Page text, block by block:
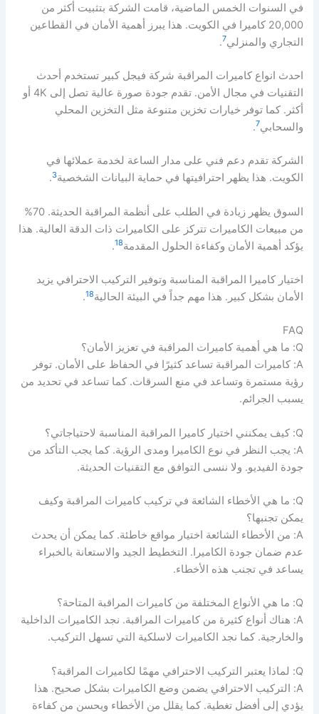
في السنوات الخمس الماضية، قامت الشركة بتثبيت أكثر من
20,000 كاميرا في الكويت. هذا يبرز أهمية الأمان في القطاعين
التجاري والمنزلي7
.
احدث انواع كاميرات المراقبة شركة فيجل كبير تستخدم أحدث
التقنيات في مجال الأمن. تقدم جودة صورة عالية تصل إلى 4K أو
أكثر. كما توفر خيارات تخزين متنوعة مثل التخزين المحلي
والسحابي7
.
الشركة تقدم دعم فني على مدار الساعة لخدمة عملائها في
الكويت. هذا يظهر احترافيتها في حماية البيانات الشخصية3
.
السوق يظهر زيادة في الطلب على أنظمة المراقبة الحديثة. 70%
من مبيعات الكاميرات تتركز على الكاميرات ذات الدقة العالية. هذا
يؤكد أهمية الأمان وكفاءة الحلول المقدمة18
.
اختيار كاميرا المراقبة المناسبة وتوفير التركيب الاحترافي يزيد
الأمان بشكل كبير. هذا مهم جداً في البيئة الحالية18
.
FAQ
Q: ما هي أهمية كاميرات المراقبة في تعزيز الأمان؟
A: كاميرات المراقبة تساعد كثيرًا في الحفاظ على الأمان. توفر
رؤية مستمرة وتساعد في منع السرقات. كما تساعد في تحديد من
يسبب الجرائم.
Q: كيف يمكنني اختيار كاميرا المراقبة المناسبة لاحتياجاتي؟
A: يجب النظر في نوع الكاميرا ومدى الرؤية. كما يجب التأكد من
جودة الفيديو. ولا ننسى التوافق مع التقنيات الحديثة.
Q: ما هي الأخطاء الشائعة في تركيب كاميرات المراقبة وكيف
يمكن تجنبها؟
A: من الأخطاء الشائعة اختيار مواقع خاطئة. كما يمكن أن يحدث
عدم ضمان جودة الكاميرا. التخطيط الجيد والاستعانة بالخبراء
يساعد في تجنب هذه الأخطاء.
Q: ما هي الأنواع المختلفة من كاميرات المراقبة المتاحة؟
A: هناك أنواع كثيرة من كاميرات المراقبة. نجد الكاميرات الداخلية
والخارجية. كما نجد الكاميرات لاسلكية التي تسهل التركيب.
Q: لماذا يعتبر التركيب الاحترافي مهمًا لكاميرات المراقبة؟
A: التركيب الاحترافي يضمن وضع الكاميرات بشكل صحيح. هذا
يؤدي إلى أفضل تغطية. كما يقلل من الأخطاء ويحسن من كفاءة